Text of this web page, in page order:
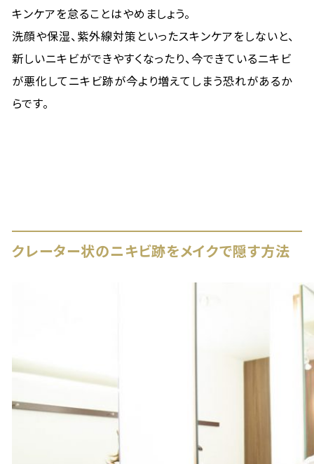
キンケアを怠ることはやめましょう。
洗顔や保湿、紫外線対策といったスキンケアをしないと、
新しいニキビができやすくなったり、今できているニキビ
が悪化してニキビ跡が今より増えてしまう恐れがあるか
らです。
クレーター状のニキビ跡をメイクで隠す方法